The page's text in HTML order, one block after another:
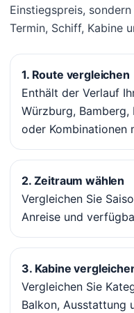
Einstiegspreis,
Termin, Schiff, Kabine
1. Route vergleichen
Enthält der Verlauf
Würzburg, Bamberg,
oder Kombinationen
2. Zeitraum wählen
Vergleichen Sie
Anreise und
3. Kabine
Vergleichen Sie
Balkon, Ausstattung